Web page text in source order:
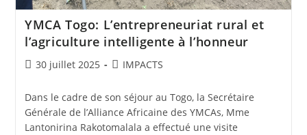
YMCA Togo: L’entrepreneuriat rural et
l’agriculture intelligente à l’honneur
30 juillet 2025 IMPACTS
Dans le cadre de son séjour au Togo, la Secrétaire
Générale de l’Alliance Africaine des YMCAs, Mme
Lantonirina Rakotomalala a effectué une visite